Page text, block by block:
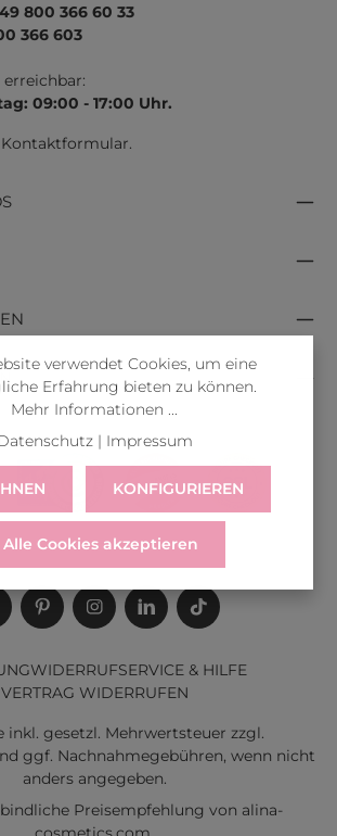
800 366 60 33
366 603
09:00 - 17:00 Uhr.
Kontaktformular.
WIDERRUFSERVICE & HILFE
VERTRAG WIDERRUFEN
inkl. gesetzl. Mehrwertsteuer zzgl.
ggf. Nachnahmegebühren, wenn nicht
anders angegeben.
Preisempfehlung von alina-
verwendet Cookies, um eine
Erfahrung bieten zu können.
Mehr Informationen ...
| Impressum
KONFIGURIEREN
Alle Cookies akzeptieren